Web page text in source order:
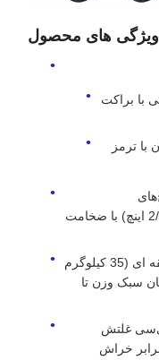
ویژگی های محصول
با براکت
ترمز
40mm/50mm/63mm (1 اینچ/1.5 اینچ/2 اینچ) با ضخامت
ظرفیت بار بالا: پشتیبانی از باربری طبقه ای (35 کیلوگرم
مبلمان سبک وزن تا
غلتش
خراش